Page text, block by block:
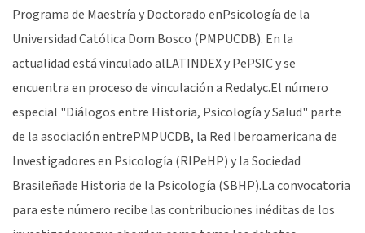
Programa de Maestría y Doctorado enPsicología de la
Universidad Católica Dom Bosco (PMPUCDB). En la
actualidad está vinculado alLATINDEX y PePSIC y se
encuentra en proceso de vinculación a Redalyc.El número
especial "Diálogos entre Historia, Psicología y Salud" parte
de la asociación entrePMPUCDB, la Red Iberoamericana de
Investigadores en Psicología (RIPeHP) y la Sociedad
Brasileñade Historia de la Psicología (SBHP).La convocatoria
para este número recibe las contribuciones inéditas de los